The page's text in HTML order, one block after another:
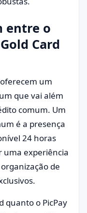
entre o
Card
um
que vai além
comum. Um
é a presença
24 horas
uma experiência
de
quanto o PicPay